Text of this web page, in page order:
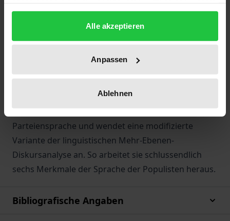
gesammelt haben.
Alle akzeptieren
Anpassen
Ablehnen
einschlägige Forschung Bedeutung, ohne dies
empirisch unterfüttern zu können. Die Studie
untersucht die Wahlprogramme der Parteien und
die erste „Generaldebatte“ des 19. Deutschen
ist. Ausgehend von einem weiten Sprachverständnis
entwickelt sie das theoretische Konzept der
Parteiensprache und wendet eine modifizierte
Variante der linguistischen Mehr-Ebenen-
Diskursanalyse an. So arbeitet sie schlussendlich
sechs Merkmale der Sprache der Populisten heraus.
Bibliografische Angaben